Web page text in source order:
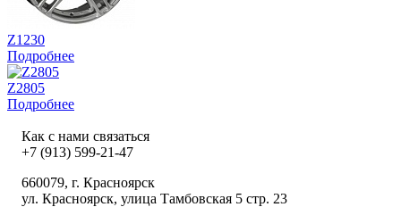
Z1230
Подробнее
Z2805
Подробнее
Как с нами связаться
+7 (913) 599-21-47
660079, г. Красноярск
ул. Красноярск, улица Тамбовская 5 стр. 23